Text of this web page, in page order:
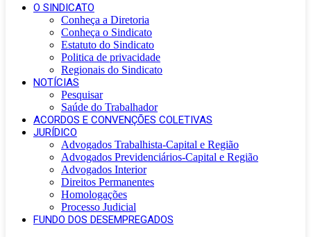
O SINDICATO
Conheça a Diretoria
Conheça o Sindicato
Estatuto do Sindicato
Politica de privacidade
Regionais do Sindicato
NOTÍCIAS
Pesquisar
Saúde do Trabalhador
ACORDOS E CONVENÇÕES COLETIVAS
JURÍDICO
Advogados Trabalhista-Capital e Região
Advogados Previdenciários-Capital e Região
Advogados Interior
Direitos Permanentes
Homologações
Processo Judicial
FUNDO DOS DESEMPREGADOS